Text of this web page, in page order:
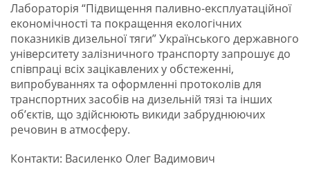
Лабораторія “Підвищення паливно-експлуатаційної
економічності та покращення екологічних
показників дизельної тяги” Українського державного
університету залізничного транспорту запрошує до
співпраці всіх зацікавлених у обстеженні,
випробуваннях та оформленні протоколів для
транспортних засобів на дизельній тязі та інших
об’єктів, що здійснюють викиди забруднюючих
речовин в атмосферу.
Контакти: Василенко Олег Вадимович